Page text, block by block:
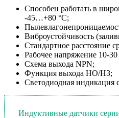
Способен работать в
-45…+80 °С;
Виброустойчивость
Стандартное расстояние
Рабочее напряжение 10-
Схема выхода NPN;
Функция выхода НО/НЗ;
Светодиодная индикация
Индуктивные датчики